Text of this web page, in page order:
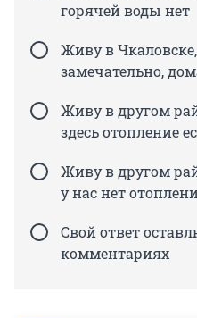
горячей воды нет
Живу в
замечательно,
Живу в другом
здесь отопление
Живу в другом
у нас нет
Свой ответ
комментариях